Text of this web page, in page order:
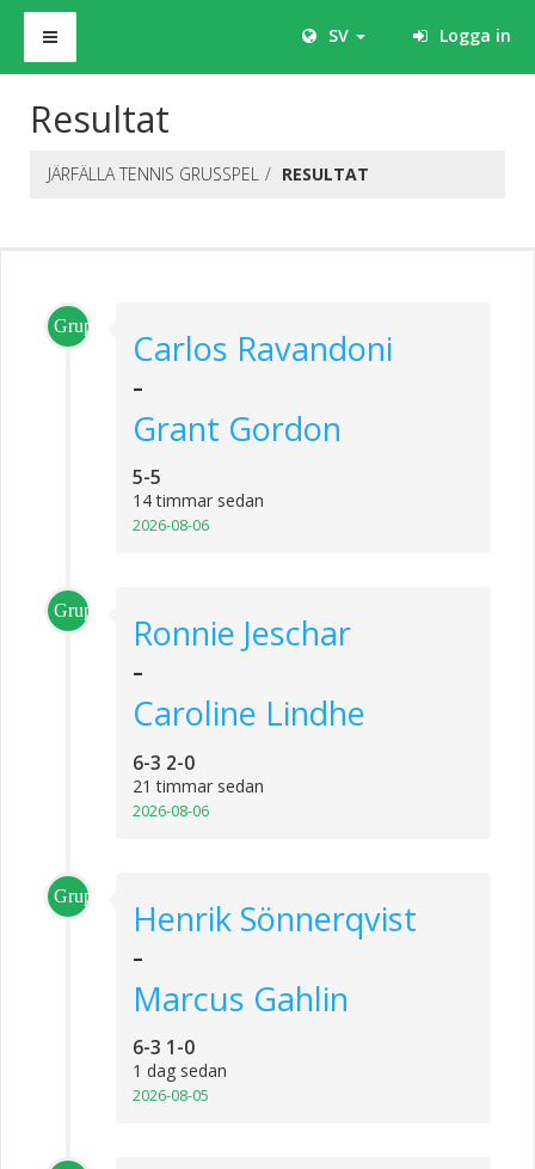
SV Logga in
Resultat
JÄRFÄLLA TENNIS GRUSSPEL RESULTAT
Grupp_1
Carlos Ravandoni
-
Grant Gordon
5-5
14 timmar sedan
2026-08-06
Grupp_2
Ronnie Jeschar
-
Caroline Lindhe
6-3 2-0
21 timmar sedan
2026-08-06
Grupp_1
Henrik Sönnerqvist
-
Marcus Gahlin
6-3 1-0
1 dag sedan
2026-08-05